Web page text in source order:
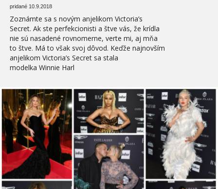
pridané 10.9.2018
Zoznámte sa s novým anjelikom Victoria’s
Secret. Ak ste perfekcionisti a štve vás, že krídla
nie sú nasadené rovnomerne, verte mi, aj mňa
to štve. Má to však svoj dôvod. Keďže najnovším
anjelikom Victoria’s Secret sa stala
modelka Winnie Harl